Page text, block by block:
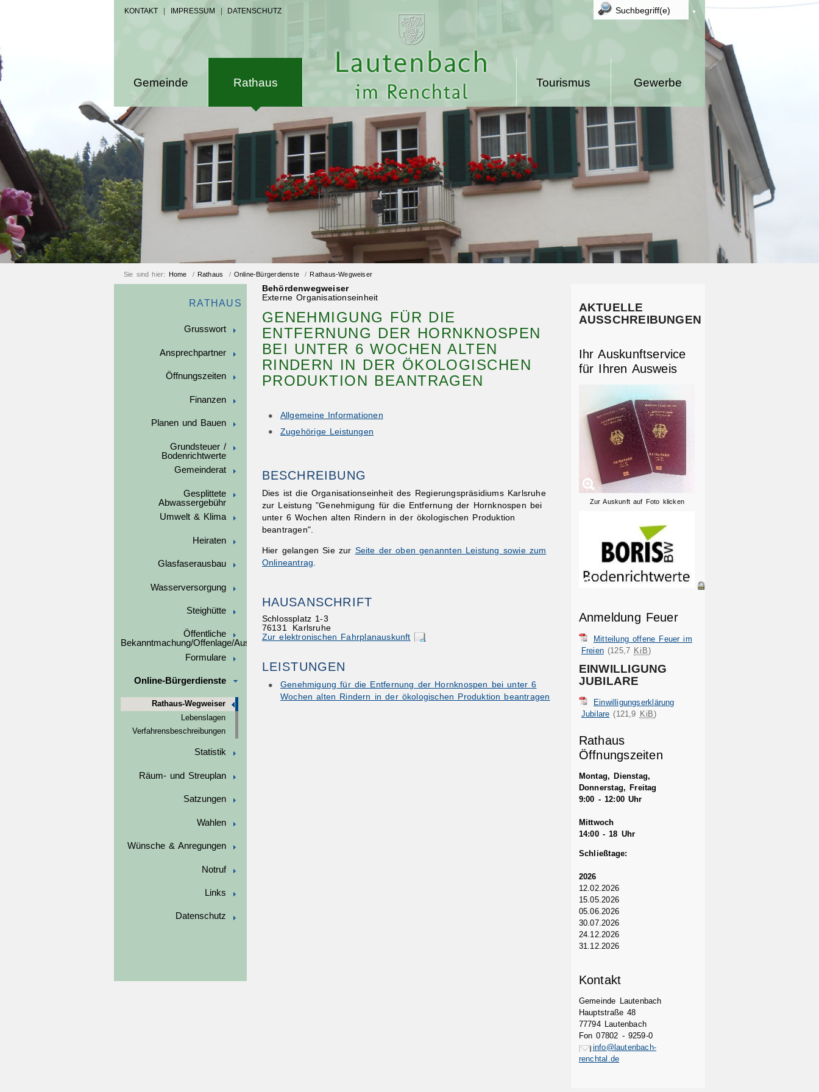
KONTAKT IMPRESSUM DATENSCHUTZ
Gemeinde Rathaus Gewerbe
Tourismus
Sie sind hier: Home / Rathaus / Online-Bürgerdienste / Rathaus-Wegweiser
RATHAUS
Grusswort
Ansprechpartner
Öffnungszeiten
Finanzen
Planen und Bauen
Grundsteuer /
Bodenrichtwerte
Gemeinderat
Gesplittete
Abwassergebühr
Umwelt & Klima
Heiraten
Glasfaserausbau
Wasserversorgung
Steighütte
Öffentliche
Bekanntmachung/Offenlage/Ausschreibungen
Formulare
Online-Bürgerdienste
Rathaus-Wegweiser
Lebenslagen
Verfahrensbeschreibungen
Statistik
Räum- und Streuplan
Satzungen
Wahlen
Wünsche & Anregungen
Notruf
Links
Datenschutz
Behördenwegweiser
Externe Organisationseinheit
GENEHMIGUNG FÜR DIE
ENTFERNUNG DER HORNKNOSPEN
BEI UNTER 6 WOCHEN ALTEN
RINDERN IN DER ÖKOLOGISCHEN
PRODUKTION BEANTRAGEN
Allgemeine Informationen
Zugehörige Leistungen
BESCHREIBUNG
Dies ist die Organisationseinheit des Regierungspräsidiums Karlsruhe
zur Leistung "Genehmigung für die Entfernung der Hornknospen bei
unter 6 Wochen alten Rindern in der ökologischen Produktion
beantragen".
Hier gelangen Sie zur Seite der oben genannten Leistung sowie zum
Onlineantrag
HAUSANSCHRIFT
Schlossplatz 1-3
76131
Karlsruhe
Zur elektronischen Fahrplanauskunft
LEISTUNGEN
Genehmigung für die Entfernung der Hornknospen bei unter 6
Wochen alten Rindern in der ökologischen Produktion beantragen
AKTUELLE
AUSSCHREIBUNGEN
Ihr Auskunftservice
für Ihren Ausweis
Zur Auskunft auf Foto klicken
Anmeldung Feuer
Mitteilung offene Feuer im
Freien (125,7 KiB)
EINWILLIGUNG
JUBILARE
Einwilligungserklärung
Jubilare (121,9 KiB)
Rathaus
Öffnungszeiten
Montag, Dienstag,
Donnerstag, Freitag
9:00 - 12:00 Uhr
Mittwoch
14:00 - 18 Uhr
Schließtage:
2026
12.02.2026
15.05.2026
05.06.2026
30.07.2026
24.12.2026
31.12.2026
Kontakt
Gemeinde Lautenbach
Hauptstraße 48
77794 Lautenbach
Fon 07802 - 9259-0
info@lautenbach-
renchtal.de